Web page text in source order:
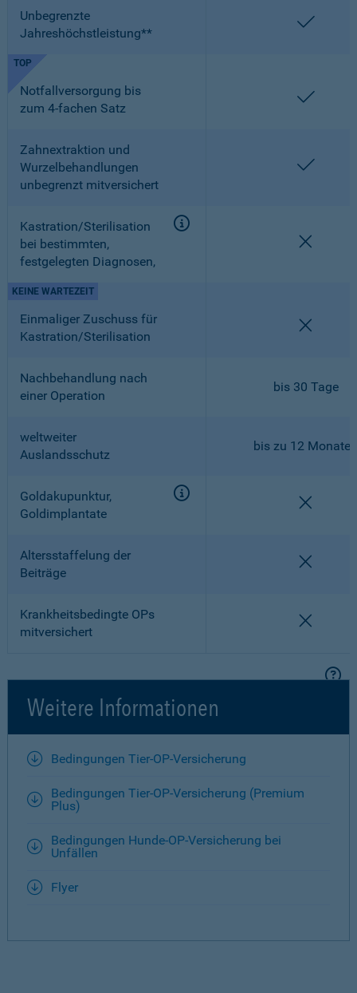
Unbegrenzte
Jahreshöchstleistung**
Notfallversorgung bis
zum 4-fachen Satz
TOP
Zahnextraktion und
Wurzelbehandlungen
unbegrenzt mitversichert
Kastration/Sterilisation
bei bestimmten,
festgelegten Diagnosen,
Einmaliger Zuschuss für
Kastration/Sterilisation
KEINE WARTEZEIT
Nachbehandlung nach
einer Operation
bis 30 Tage
weltweiter
Auslandsschutz
bis zu 12 Monaten
Goldakupunktur,
Goldimplantate
Altersstaffelung der
Beiträge
Krankheitsbedingte OPs
mitversichert
Weitere Informationen
Bedingungen Tier-OP-Versicherung
Bedingungen Tier-OP-Versicherung (Premium
Plus)
Bedingungen Hunde-OP-Versicherung bei
Unfällen
Flyer